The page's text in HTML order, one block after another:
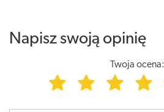
Napisz swoją opinię
Twoja ocena: